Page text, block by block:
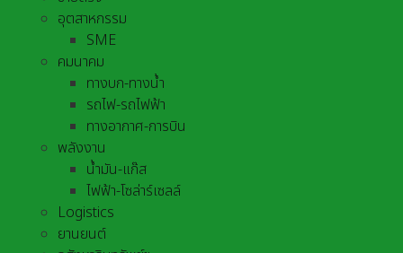
อุตสาหกรรม
SME
คมนาคม
ทางบก-ทางน้ำ
รถไฟ-รถไฟฟ้า
ทางอากาศ-การบิน
พลังงาน
น้ำมัน-แก๊ส
ไฟฟ้า-โซล่าร์เซลล์
Logistics
ยานยนต์